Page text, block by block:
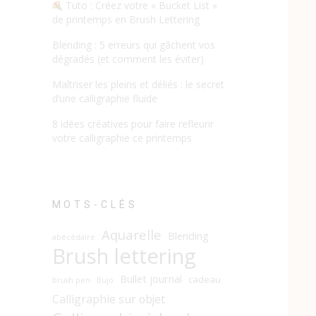
Tuto : Créez votre « Bucket List »
de printemps en Brush Lettering
Blending : 5 erreurs qui gâchent vos
dégradés (et comment les éviter)
Maîtriser les pleins et déliés : le secret
d’une calligraphie fluide
8 idées créatives pour faire refleurir
votre calligraphie ce printemps
MOTS-CLÉS
abécédaire Aquarelle Blending
Brush lettering
brush pen Bujo Bullet journal cadeau
Calligraphie sur objet